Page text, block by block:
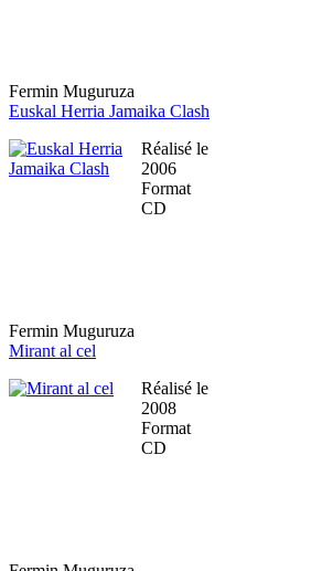
Fermin Muguruza
Euskal Herria Jamaika Clash
Réalisé le
2006
Format
CD
Fermin Muguruza
Mirant al cel
Réalisé le
2008
Format
CD